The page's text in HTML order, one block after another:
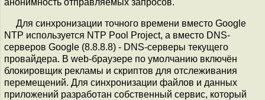
анонимность отправляемых запросов.
Для синхронизации точного времени вместо Google
NTP используется NTP Pool Project, а вместо DNS-
серверов Google (8.8.8.8) - DNS-серверы текущего
провайдера. В web-браузере по умолчанию включён
блокировщик рекламы и скриптов для отслеживания
перемещений. Для синхронизации файлов и данных
приложений разработан собственный сервис, который